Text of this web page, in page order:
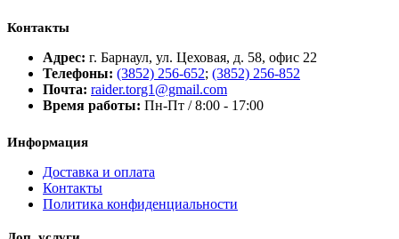
Контакты
Адрес: г. Барнаул, ул. Цеховая, д. 58, офис 22
Телефоны: (3852) 256-652; (3852) 256-852
Почта: raider.torg1@gmail.com
Время работы: Пн-Пт / 8:00 - 17:00
Информация
Доставка и оплата
Контакты
Политика конфиденциальности